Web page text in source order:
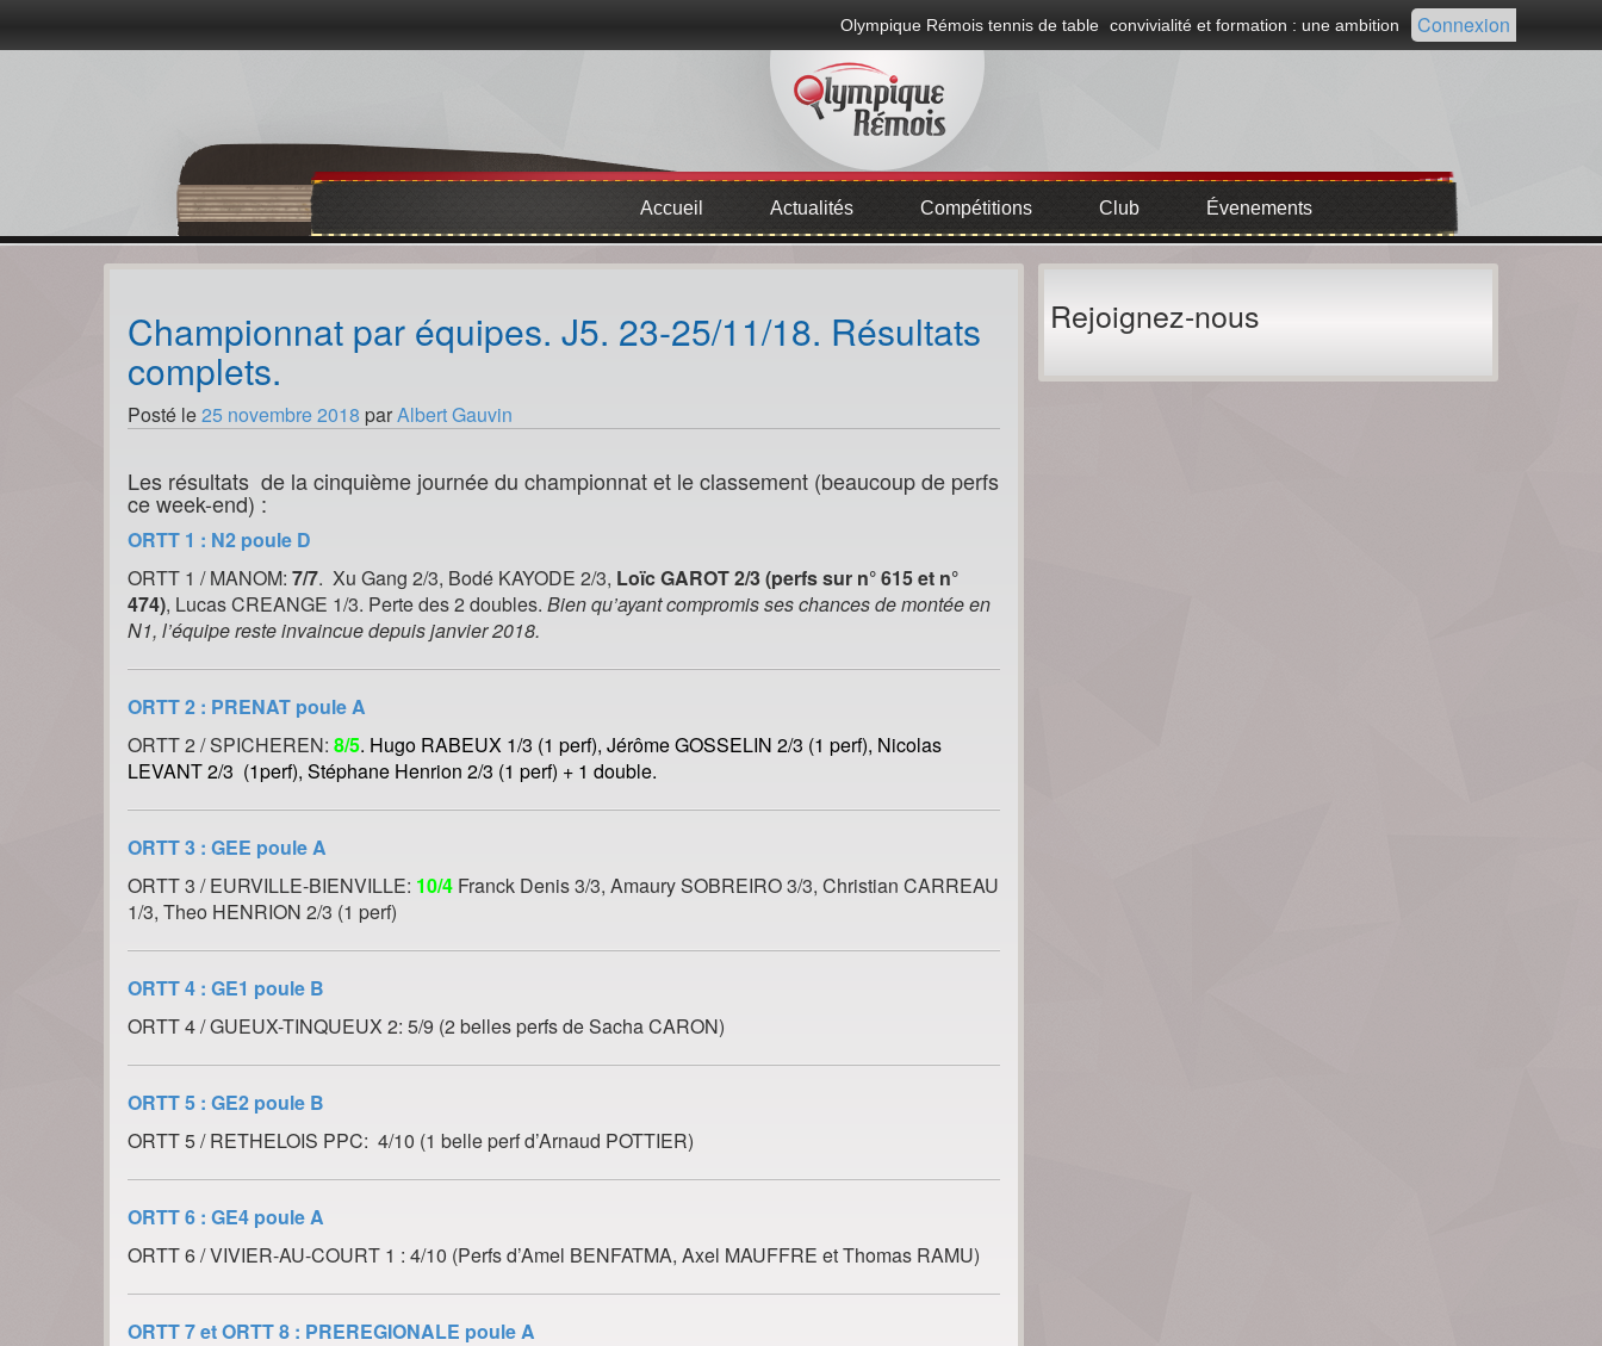
Connexion
Olympique Rémois tennis de table convivialité et formation : une ambition
Accueil Actualités Compétitions Club Évenements
Championnat par équipes. J5. 23-25/11/18. Résultats
complets.
Posté le25 novembre 2018 parAlbert Gauvin
Les résultats de la cinquième journée du championnat et le classement (beaucoup de perfs
ce week-end) :
ORTT 1 : N2 poule D
ORTT 1 / MANOM: 7/7. Xu Gang 2/3, Bodé KAYODE 2/3, Loïc GAROT 2/3 (perfs sur n° 615 et n°
474), Lucas CREANGE 1/3. Perte des 2 doubles. Bien qu’ayant compromis ses chances de montée en
N1, l’équipe reste invaincue depuis janvier 2018.
ORTT 2 : PRENAT poule A
ORTT 2 / SPICHEREN: 8/5. Hugo RABEUX 1/3 (1 perf), Jérôme GOSSELIN 2/3 (1 perf), Nicolas
LEVANT 2/3 (1perf), Stéphane Henrion 2/3 (1 perf) + 1 double.
ORTT 3 : GEE poule A
ORTT 3 / EURVILLE-BIENVILLE: 10/4 Franck Denis 3/3, Amaury SOBREIRO 3/3, Christian CARREAU
1/3, Theo HENRION 2/3 (1 perf)
ORTT 4 : GE1 poule B
ORTT 4 / GUEUX-TINQUEUX 2: 5/9 (2 belles perfs de Sacha CARON)
ORTT 5 : GE2 poule B
ORTT 5 / RETHELOIS PPC: 4/10 (1 belle perf d’Arnaud POTTIER)
ORTT 6 : GE4 poule A
ORTT 6 / VIVIER-AU-COURT 1 : 4/10 (Perfs d’Amel BENFATMA, Axel MAUFFRE et Thomas RAMU)
ORTT 7 et ORTT 8 : PREREGIONALE poule A
Rejoignez-nous